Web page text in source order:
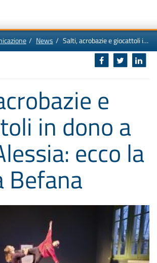
News Salti, acrobazie e giocattoli in dono a Casa Alessia: ecco la nostra Befana
e
in dono a
ecco la
Befana